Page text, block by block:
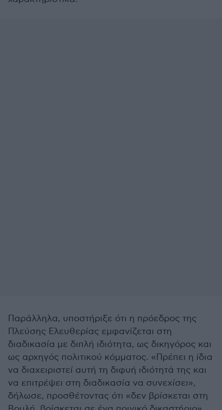
Παράλληλα, υποστήριξε ότι η πρόεδρος της
Πλεύσης Ελευθερίας εμφανίζεται στη
διαδικασία με διπλή ιδιότητα, ως δικηγόρος και
ως αρχηγός πολιτικού κόμματος. «Πρέπει η ίδια
να διαχειριστεί αυτή τη διφυή ιδιότητά της και
να επιτρέψει στη διαδικασία να συνεχίσει»,
δήλωσε, προσθέτοντας ότι «δεν βρίσκεται στη